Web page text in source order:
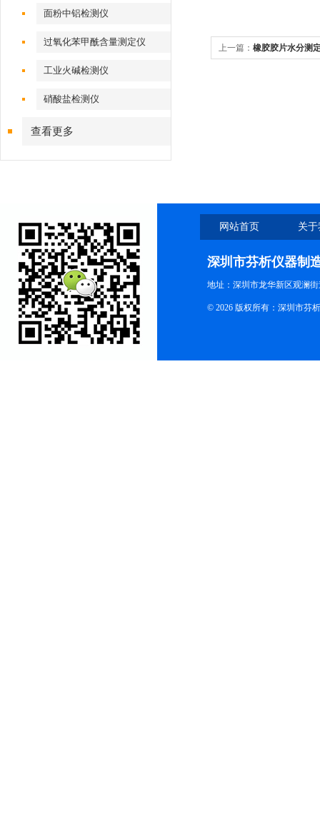
面粉中铝检测仪
过氧化苯甲酰含量测定仪
工业火碱检测仪
硝酸盐检测仪
查看更多
上一篇： 橡胶胶片水分测
网站首页 关
深圳市芬析仪器制
地址：深圳市龙华新区观澜
© 2026 版权所有：深圳市芬